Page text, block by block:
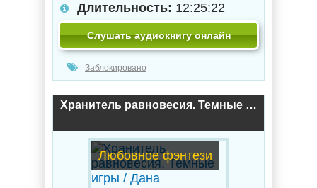
Длительность: 12:25:22
Слушать аудиокнигу онлайн
Заблокировано
Хранитель равновесия. Темные игры / Дана Арнаутова (2)
Любовное фэнтези